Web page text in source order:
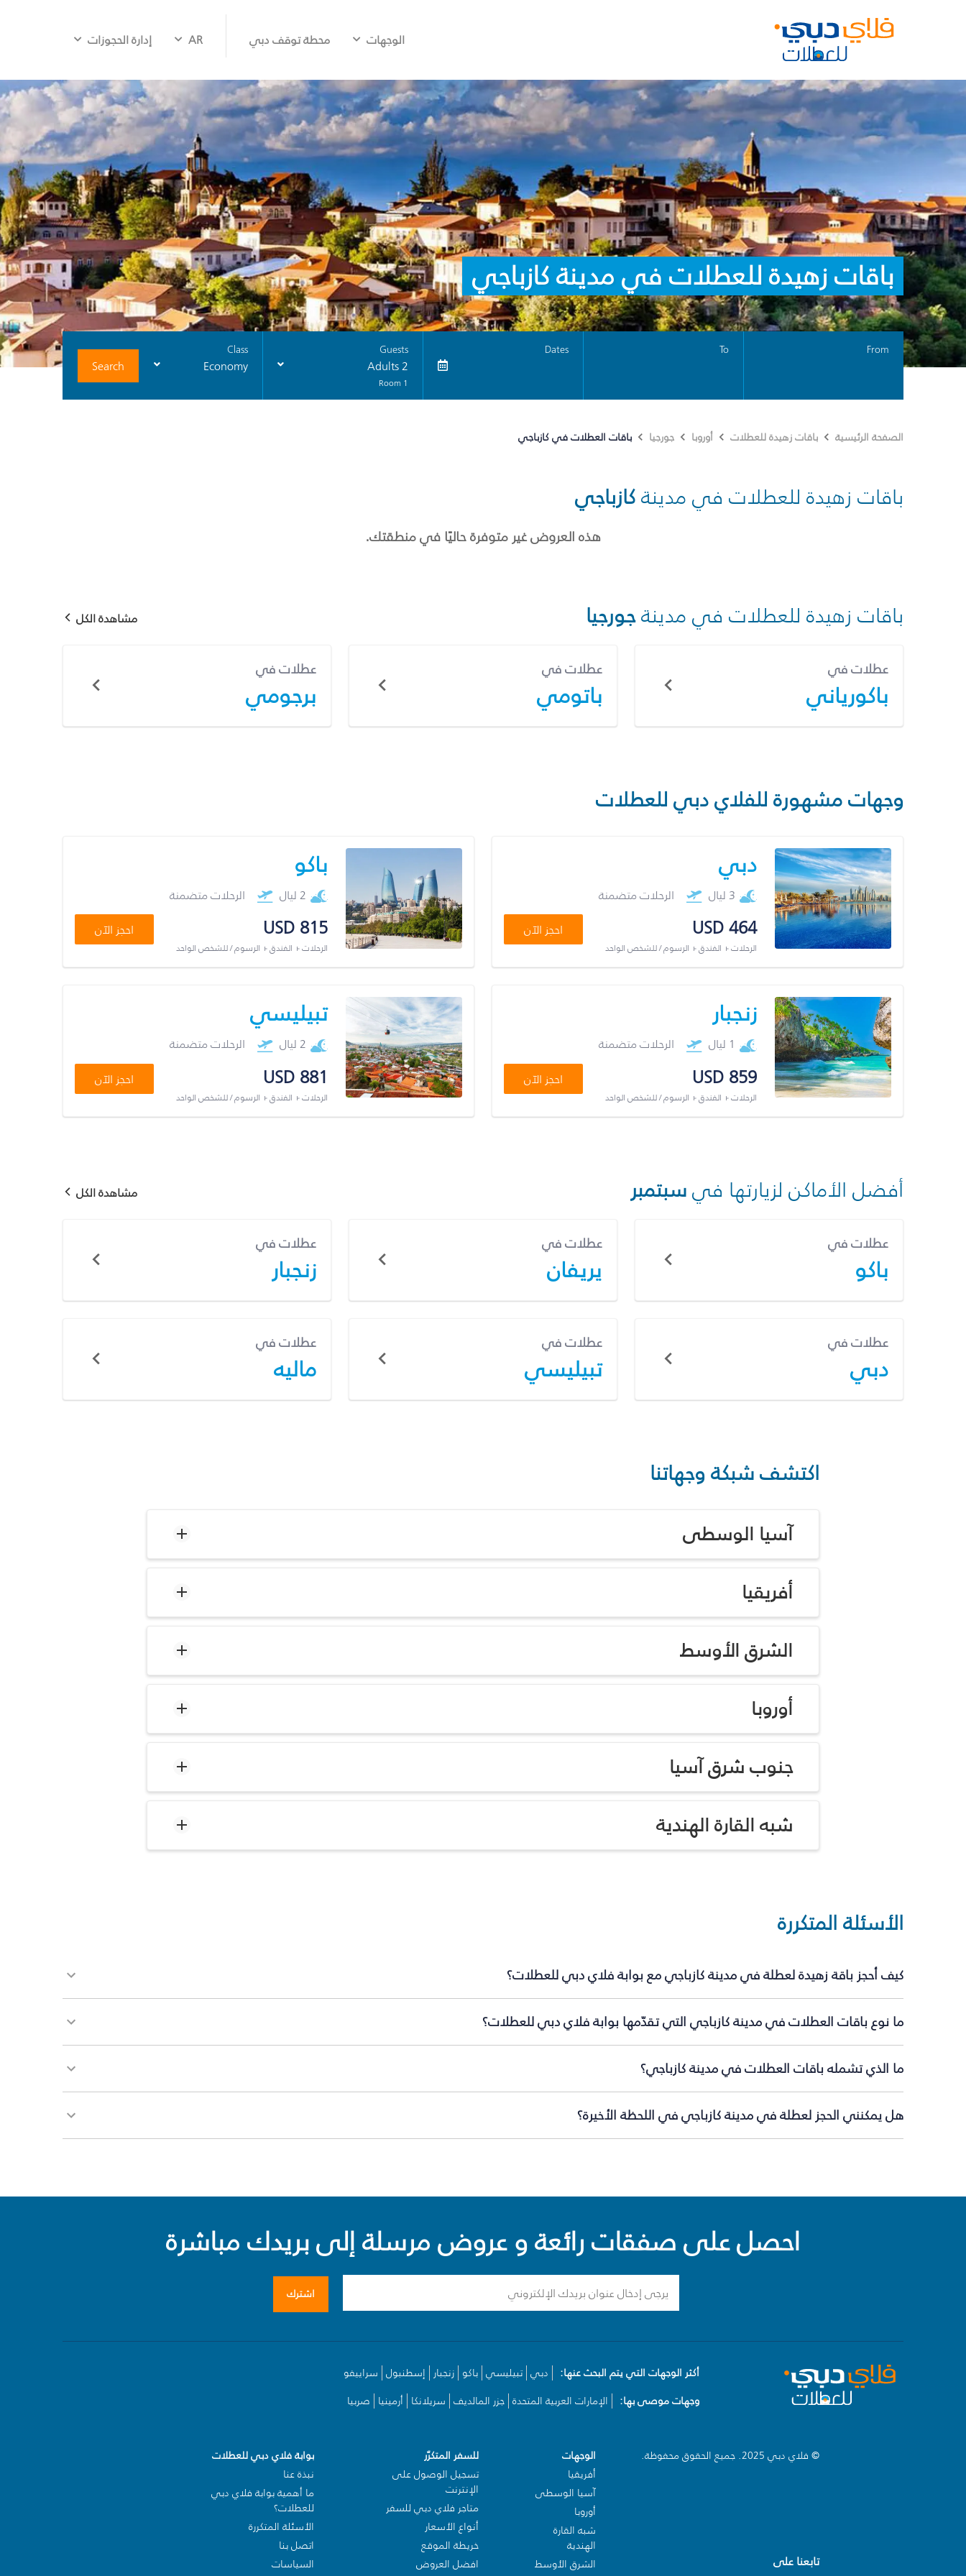
الوجهات محطة توقف دبي AR إدارة الحجوزات
باقات زهيدة للعطلات في مدينة كازباجي
From
To
Dates
Guests
2 Adults
1 Room
Class
Economy
Search
الصفحة الرئيسية باقات زهيدة للعطلات أوروبا جورجيا باقات العطلات في كازباجي
باقات زهيدة للعطلات في مدينةكازباجي
هذه العروض غير متوفرة حاليًا في منطقتك.
باقات زهيدة للعطلات في مدينةجورجيا مشاهدة الكل
عطلات في
باكورياني
عطلات في
باتومي
عطلات في
برجومي
وجهات مشهورة للفلاي دبي للعطلات
دبي
3 ليال الرحلات متضمنة
USD 464
الرحلات + الفندق + الرسوم / للشخص الواحد
احجز الآن
باكو
2 ليال الرحلات متضمنة
USD 815
الرحلات + الفندق + الرسوم / للشخص الواحد
احجز الآن
زنجبار
1 ليال الرحلات متضمنة
USD 859
الرحلات + الفندق + الرسوم / للشخص الواحد
احجز الآن
تبيليسي
2 ليال الرحلات متضمنة
USD 881
الرحلات + الفندق + الرسوم / للشخص الواحد
احجز الآن
أفضل الأماكن لزيارتها فيسبتمبر مشاهدة الكل
عطلات في
باكو
عطلات في
يريفان
عطلات في
زنجبار
عطلات في
دبي
عطلات في
تبيليسي
عطلات في
ماليه
اكتشف شبكة وجهاتنا
آسيا الوسطى
أفريقيا
الشرق الأوسط
أوروبا
جنوب شرق آسيا
شبه القارة الهندية
الأسئلة المتكررة
كيف أحجز باقة زهيدة لعطلة في مدينة كازباجي مع بوابة فلاي دبي للعطلات؟
ما نوع باقات العطلات في مدينة كازباجي التي تقدّمها بوابة فلاي دبي للعطلات؟
ما الذي تشمله باقات العطلات في مدينة كازباجي؟
هل يمكنني الحجز لعطلة في مدينة كازباجي في اللحظة الأخيرة؟
احصل على صفقات رائعة و عروض مرسلة إلى بريدك مباشرة
اشترك
أكثر الوجهات التي يتم البحث عنها: دبي تبيليسي باكو زنجبار إسطنبول سراييفو
وجهات موصى بها:
الإمارات العربية المتحدة جزر المالديف سريلانكا أرمينيا صربيا
© فلاي دبي 2025. جميع الحقوق محفوظة.
تابعنا على
الوجهات
أفريقيا
آسيا الوسطى
أوروبا
شبه القارة
الهندية
الشرق الأوسط
للسفر المتكرّر
تسجيل الوصول على
الإنترنت
متاجر فلاي دبي للسفر
أنواع الأسعار
خريطة الموقع
افضل العروض
بوابة فلاي دبي للعطلات
نبذة عنا
ما أهمية بوابة فلاي دبي
للعطلات؟
الأسئلة المتكررة
اتصل بنا
السياسات